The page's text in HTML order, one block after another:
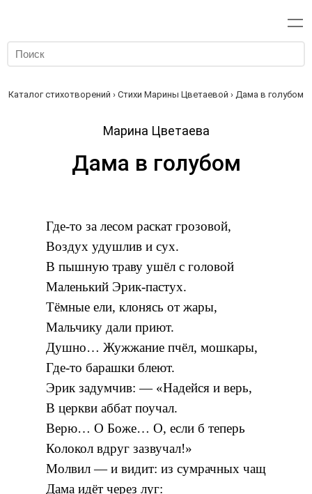
Каталог стихотворений › Стихи Марины Цветаевой › Дама в голубом
Марина Цветаева
Дама в голубом
Где-то за лесом раскат грозовой,
Воздух удушлив и сух.
В пышную траву ушёл с головой
Маленький Эрик-пастух.
Тёмные ели, клонясь от жары,
Мальчику дали приют.
Душно… Жужжание пчёл, мошкары,
Где-то барашки блеют.
Эрик задумчив: — «Надейся и верь,
В церкви аббат поучал.
Верю… О Боже… О, если б теперь
Колокол вдруг зазвучал!»
Молвил — и видит: из сумрачных чащ
Дама идёт через луг: